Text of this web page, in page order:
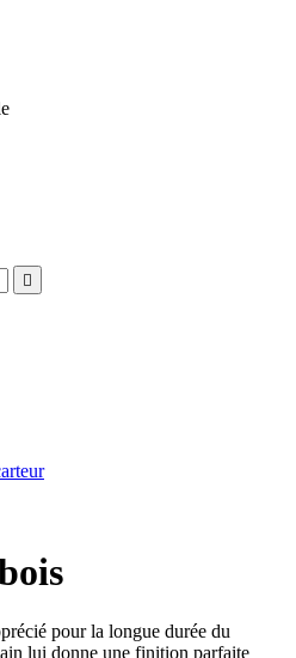

pour la longue durée du
lui donne une finition parfaite